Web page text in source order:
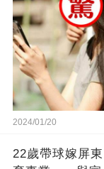
2024/01/20
22歲帶球嫁屏